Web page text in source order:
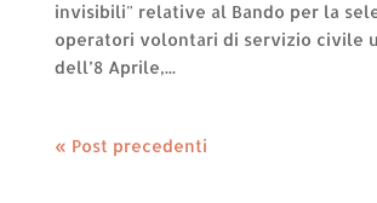
invisibili" relative al Bando per la
operatori volontari di servizio civile
dell’8 Aprile,...
« Post precedenti